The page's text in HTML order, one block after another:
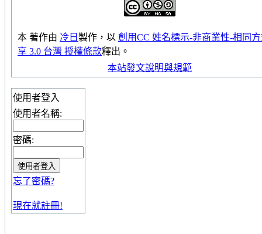
本 著作由 冷日 製作，以 創用CC 姓名標示-非商業性-相同
享 3.0 台灣 授權條款釋出。
本站發文說明與規範
使用者登入
使用者名稱:
密碼:
忘了密碼?
現在就註冊!